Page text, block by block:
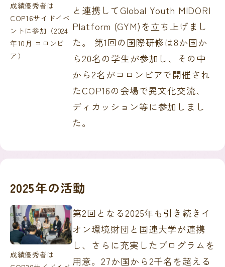
成績優秀者は
COP16サイドイベ
ントに参加（2024
年10月 コロンビ
ア）
と連携してGlobal Youth MIDORI
Platform (GYM)を立ち上げまし
た。 第1回の国際研修は8か国か
ら20名の学生が参加し、その中
から2名がコロンビアで開催され
たCOP16の会場で異文化交流、
ディカッション等に参加しまし
た。
2025年の活動
成績優秀者は
第2回となる2025年も引き続きイ
オン環境財団と国連大学が連携
し、さらに充実したプログラムを
用意。27か国から2千名を超える